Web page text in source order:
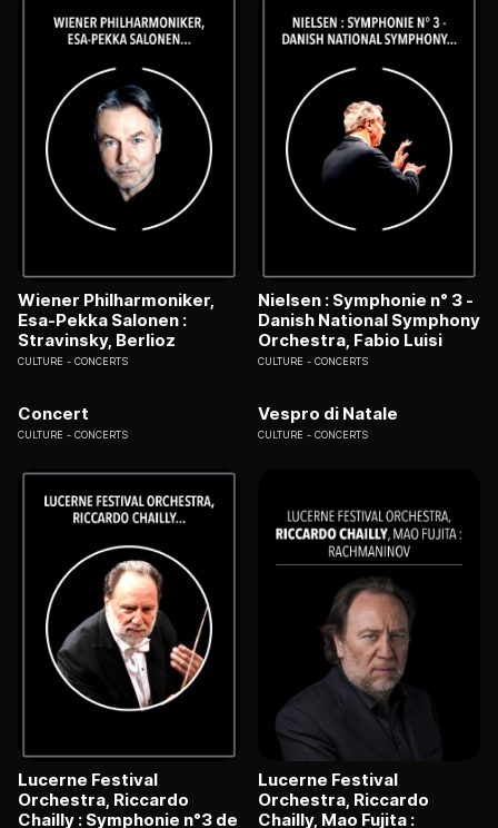
Wiener Philharmoniker,
Esa-Pekka Salonen :
Stravinsky, Berlioz
CULTURE CONCERTS
Nielsen : Symphonie n° 3 -
Danish National Symphony
Orchestra, Fabio Luisi
CULTURE CONCERTS
Concert
CULTURE CONCERTS
Vespro di Natale
CULTURE CONCERTS
Lucerne Festival
Orchestra, Riccardo
Chailly : Symphonie n°3 de
Lucerne Festival
Orchestra, Riccardo
Chailly, Mao Fujita :